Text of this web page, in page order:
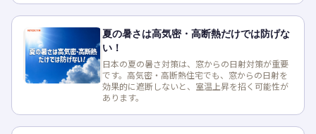
夏の暑さは高気密・高断熱だけでは防げな
い！
日本の夏の暑さ対策は、窓からの日射対策が重要
です。高気密・高断熱住宅でも、窓からの日射を
効果的に遮断しないと、室温上昇を招く可能性が
あります。